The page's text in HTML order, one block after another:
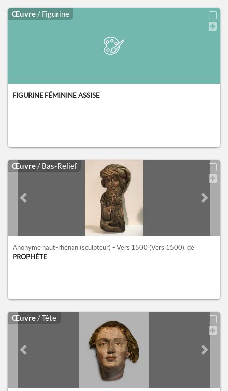
Œuvre / Figurine
FIGURINE FÉMININE ASSISE
Œuvre / Bas-Relief
Previous slide Next
Anonyme haut-rhénan (sculpteur) - Vers 1500 (Vers 1500), de
PROPHÈTE
Œuvre / Tête
Previous slide Next